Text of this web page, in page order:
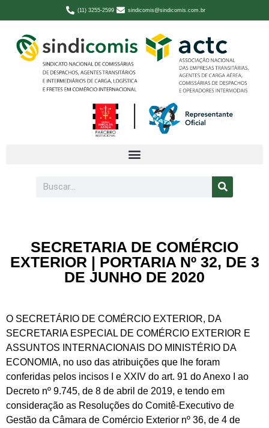
(11) 3255-2599 sindicomis@sindicomis.com.br
SECRETARIA DE COMÉRCIO
EXTERIOR | PORTARIA Nº 32, DE 3
DE JUNHO DE 2020
O SECRETÁRIO DE COMÉRCIO EXTERIOR, DA
SECRETARIA ESPECIAL DE COMÉRCIO EXTERIOR E
ASSUNTOS INTERNACIONAIS DO MINISTÉRIO DA
ECONOMIA, no uso das atribuições que lhe foram
conferidas pelos incisos I e XXIV do art. 91 do Anexo I ao
Decreto nº 9.745, de 8 de abril de 2019, e tendo em
consideração as Resoluções do Comitê-Executivo de
Gestão da Câmara de Comércio Exterior nº 36, de 4 de